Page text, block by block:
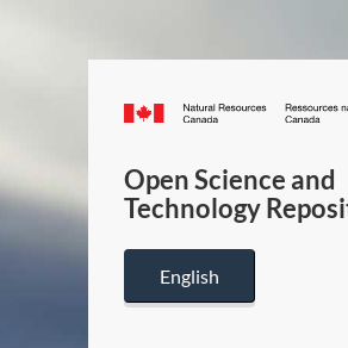
Canada.ca
Open Science and
Technology
English